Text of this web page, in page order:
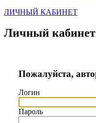
ЛИЧНЫЙ КАБИНЕТ
Личный кабинет
Пожалуйста,
Логин
Пароль